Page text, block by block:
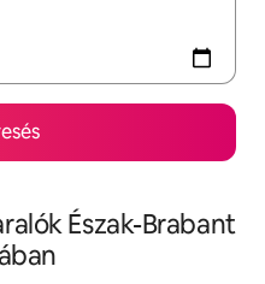
Észak-Brabant